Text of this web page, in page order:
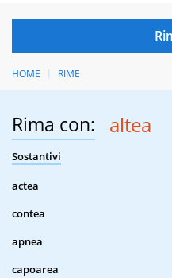
HOME RIME
Rima con: altea
Sostantivi
actea
contea
apnea
capoarea